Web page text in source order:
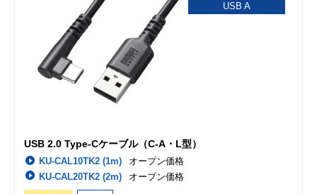
USB A
USB 2.0 Type-Cケーブル（C-A・L型）
KU-CAL10TK2 (1m)
オープン価格
KU-CAL20TK2 (2m)
オープン価格